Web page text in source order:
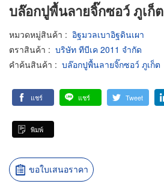
บล๊อกปูพื้นลายจิ๊กซอว์ ภูเก็ต
หมวดหมู่สินค้า : อิฐมวลเบาอิฐดินเผา
ตราสินค้า : บริษัท ทีบีเค 2011 จำกัด
คำค้นสินค้า : บล๊อกปูพื้นลายจิ๊กซอว์ ภูเก็ต
แชร์ แชร์ Tweet
พิมพ์
ขอใบเสนอราคา